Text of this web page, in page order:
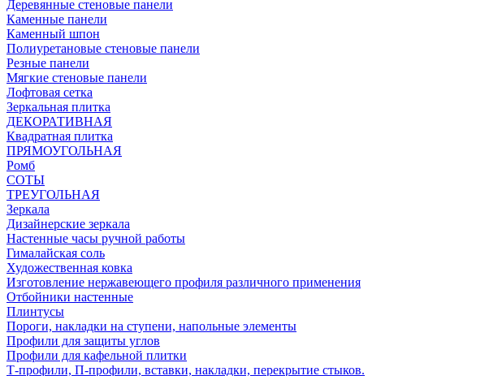
Деревянные стеновые панели
Каменные панели
Каменный шпон
Полиуретановые стеновые панели
Резные панели
Мягкие стеновые панели
Лофтовая сетка
Зеркальная плитка
ДЕКОРАТИВНАЯ
Квадратная плитка
ПРЯМОУГОЛЬНАЯ
Ромб
СОТЫ
ТРЕУГОЛЬНАЯ
Зеркала
Дизайнерские зеркала
Настенные часы ручной работы
Гималайская соль
Художественная ковка
Изготовление нержавеющего профиля различного применения
Отбойники настенные
Плинтусы
Пороги, накладки на ступени, напольные элементы
Профили для защиты углов
Профили для кафельной плитки
Т-профили, П-профили, вставки, накладки, перекрытие стыков.